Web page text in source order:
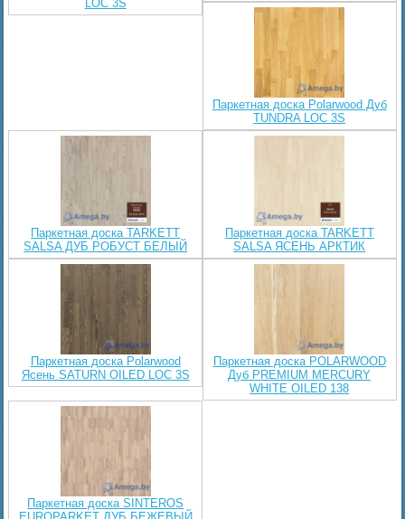
LOC 3S
Паркетная доска Polarwood Дуб
TUNDRA LOC 3S
Паркетная доска TARKETT
SALSA ДУБ РОБУСТ БЕЛЫЙ
Паркетная доска TARKETT
SALSA ЯСЕНЬ АРКТИК
Паркетная доска Polarwood
Ясень SATURN OILED LOC 3S
Паркетная доска POLARWOOD
Дуб PREMIUM MERCURY
WHITE OILED 138
Паркетная доска SINTEROS